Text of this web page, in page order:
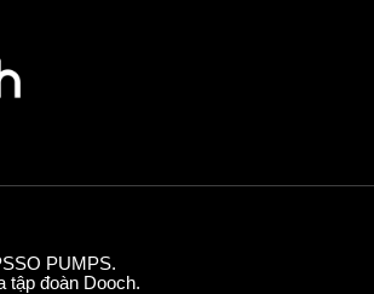
PUMPS.
tập đoàn Dooch.